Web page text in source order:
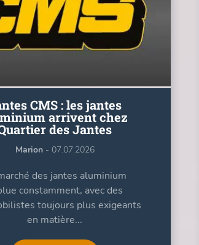
CMS : les jantes
arrivent chez
des Jantes
Marion - 07.07.2026
des jantes aluminium
constamment, avec des
toujours plus exigeants
en matière...